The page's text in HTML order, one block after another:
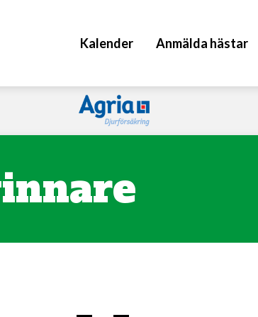
Kalender Anmälda hästar